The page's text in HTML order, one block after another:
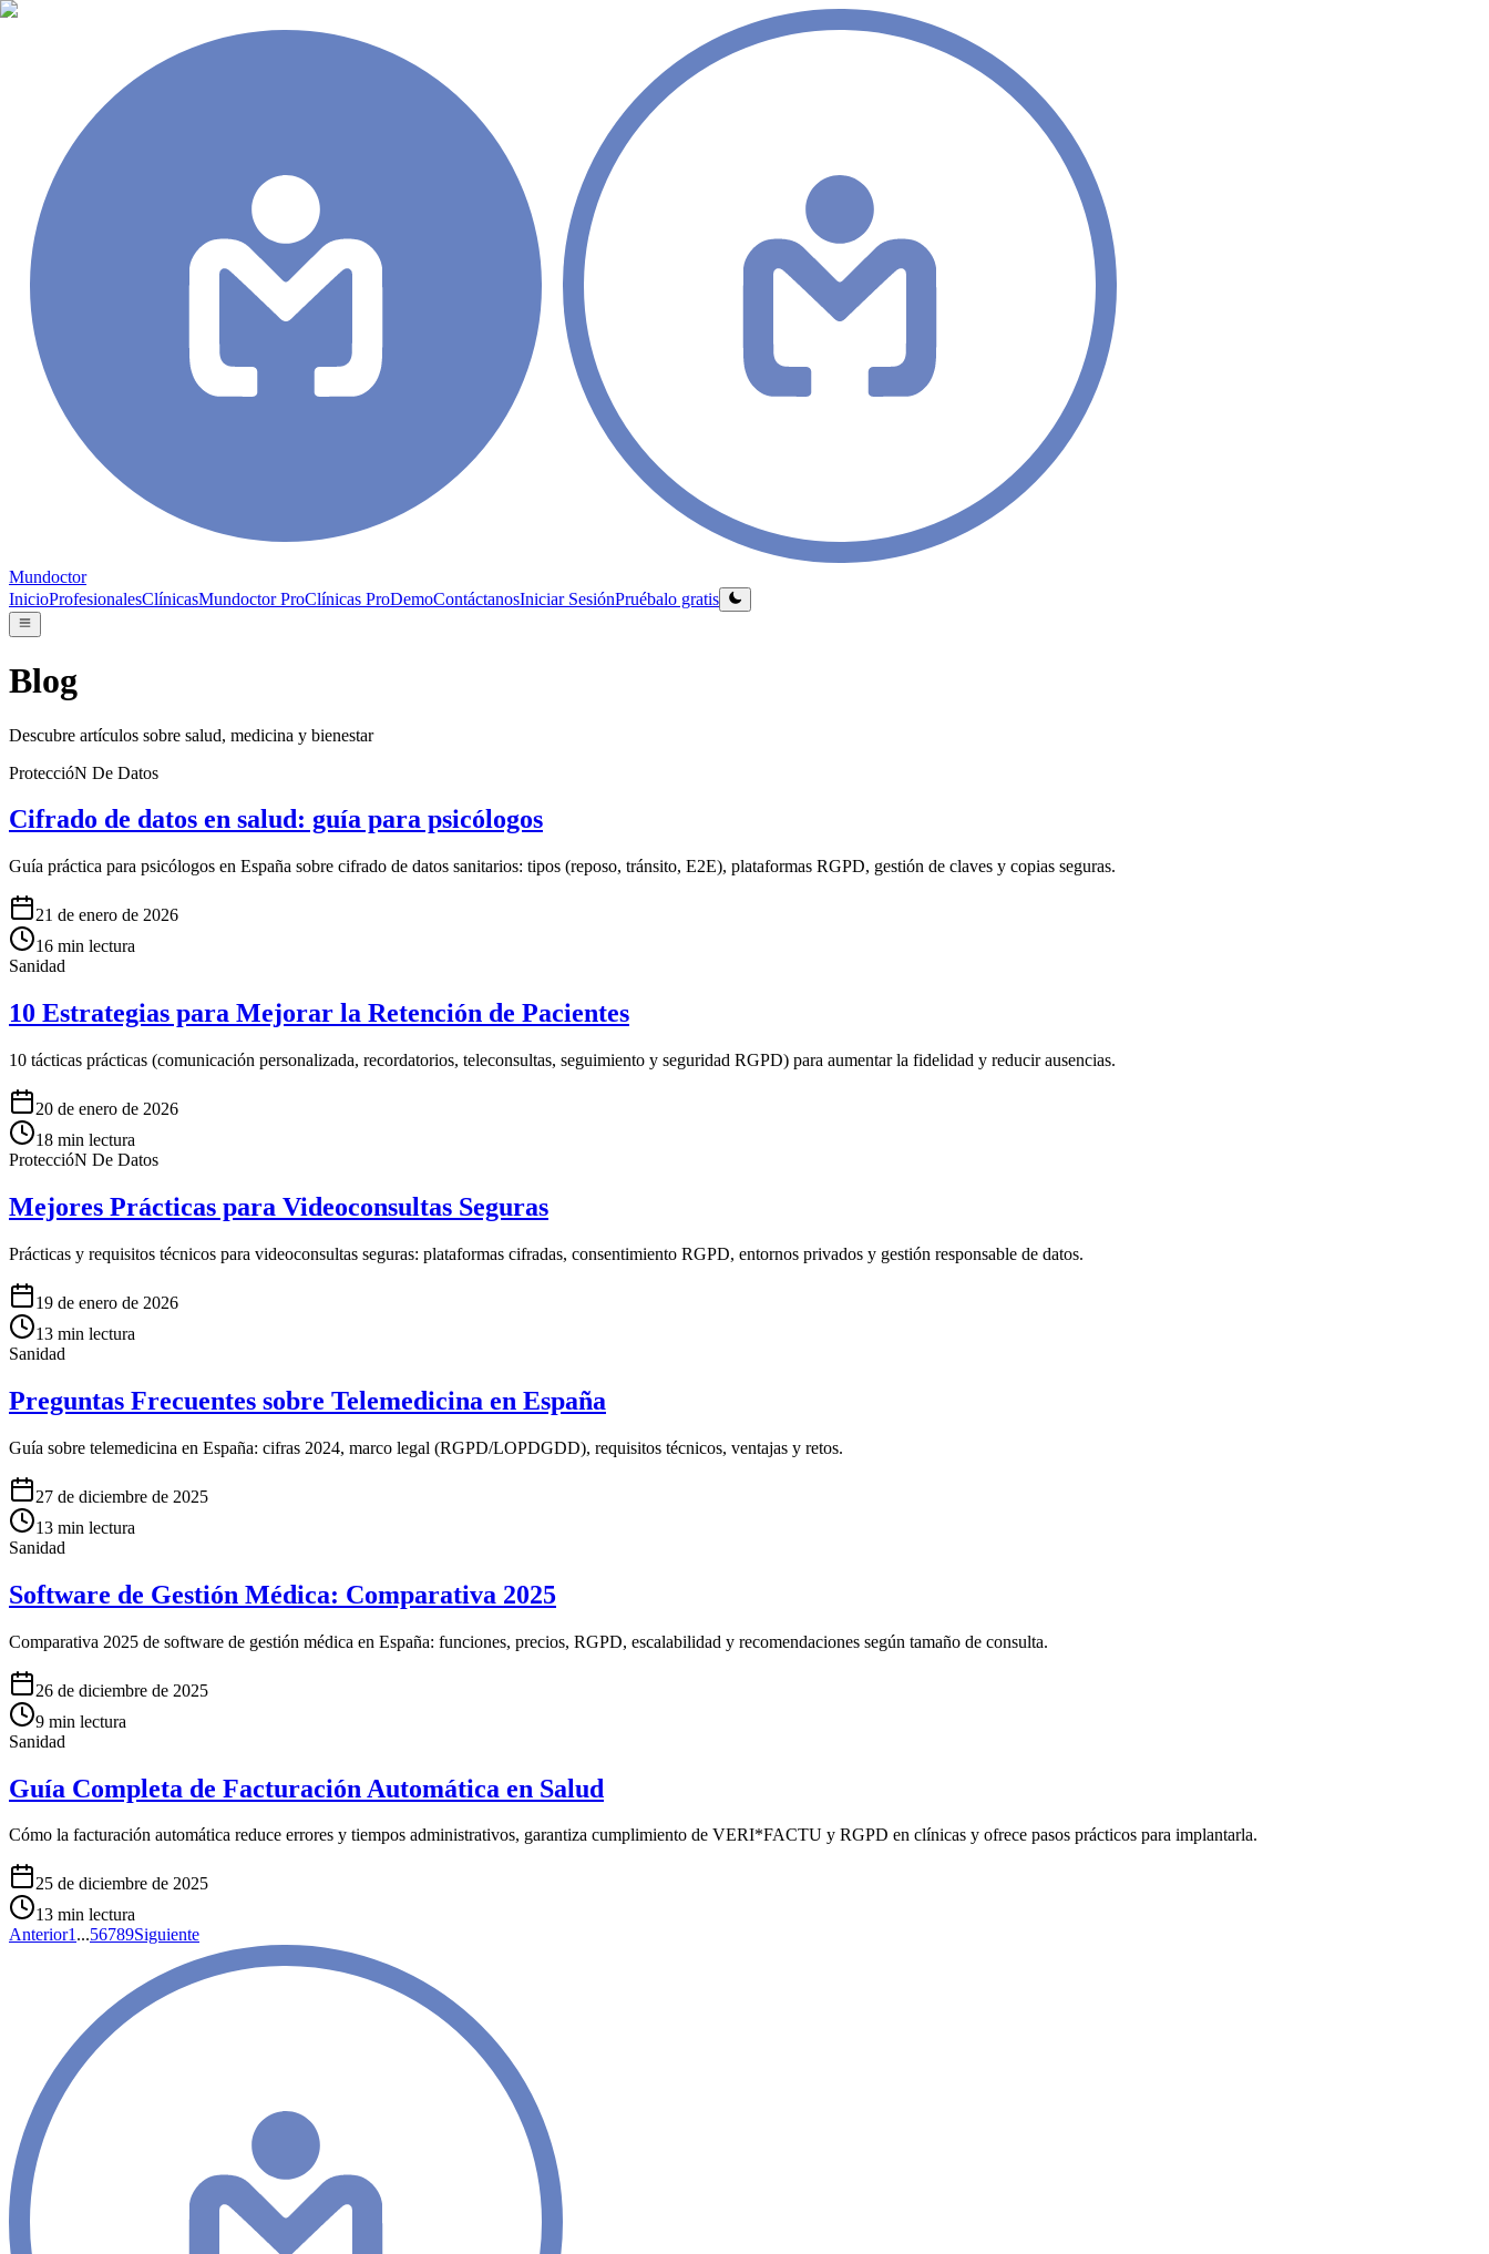
Mundoctor
InicioProfesionalesClínicasMundoctor ProClínicas ProDemoContáctanosIniciar SesiónPruébalo gratis
Blog
Descubre artículos sobre salud, medicina y bienestar
ProteccióN De Datos
Cifrado de datos en salud: guía para psicólogos
Guía práctica para psicólogos en España sobre cifrado de datos sanitarios: tipos (reposo, tránsito, E2E), plataformas RGPD, gestión de claves y copias seguras.
21 de enero de 2026
16 min lectura
Sanidad
10 Estrategias para Mejorar la Retención de Pacientes
10 tácticas prácticas (comunicación personalizada, recordatorios, teleconsultas, seguimiento y seguridad RGPD) para aumentar la fidelidad y reducir ausencias.
20 de enero de 2026
18 min lectura
ProteccióN De Datos
Mejores Prácticas para Videoconsultas Seguras
Prácticas y requisitos técnicos para videoconsultas seguras: plataformas cifradas, consentimiento RGPD, entornos privados y gestión responsable de datos.
19 de enero de 2026
13 min lectura
Sanidad
Preguntas Frecuentes sobre Telemedicina en España
Guía sobre telemedicina en España: cifras 2024, marco legal (RGPD/LOPDGDD), requisitos técnicos, ventajas y retos.
27 de diciembre de 2025
13 min lectura
Sanidad
Software de Gestión Médica: Comparativa 2025
Comparativa 2025 de software de gestión médica en España: funciones, precios, RGPD, escalabilidad y recomendaciones según tamaño de consulta.
26 de diciembre de 2025
9 min lectura
Sanidad
Guía Completa de Facturación Automática en Salud
Cómo la facturación automática reduce errores y tiempos administrativos, garantiza cumplimiento de VERI*FACTU y RGPD en clínicas y ofrece pasos prácticos para implantarla.
25 de diciembre de 2025
13 min lectura
Anterior1...56789Siguiente